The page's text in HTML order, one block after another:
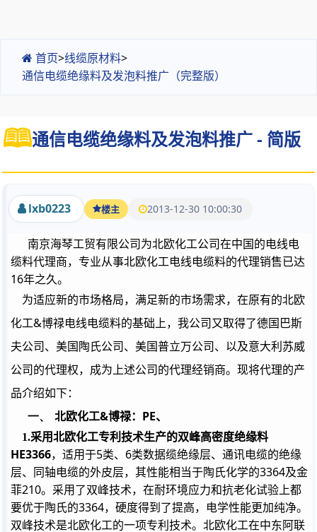
首页>线缆原材料>
通信电缆绝缘料及发泡料推广（完整版）
通信电缆绝缘料及发泡料推广 - 简版
lxb0223 楼主 2013-12-30 10:00:30
南京海琴工贸有限公司为北欧化工公司在中国的电线电
缆料代理商，专业从事北欧化工电线电缆料的代理销售已达
16年之久。
为适应新的市场格局，满足新的市场需求，在原有的北欧
化工&博禄电线电缆料的基础上，我公司又取得了德国巴斯
夫公司、美国陶氏公司、美国普立万公司、以及意大利苏威
公司的代理权，成为上述公司的代理经销商。现将代理的产
品介绍如下：
一、 北欧化工&博禄： PE、
1.采用北欧化工专利技术生产的双峰高密度绝缘料
HE3366，适用于5类、 6类数据缆绝缘层、通讯电缆的绝缘
层、同轴电缆的外皮层，其性能相当于陶氏化学的3364及金
菲210。采用了双峰技术，在耐环境应力和抗老化试验上都
要优于陶氏的3364，硬度得到了提高，电学性能更加纯净。
双峰技术是北欧化工的一项专利技术。北欧化工在中东阿联